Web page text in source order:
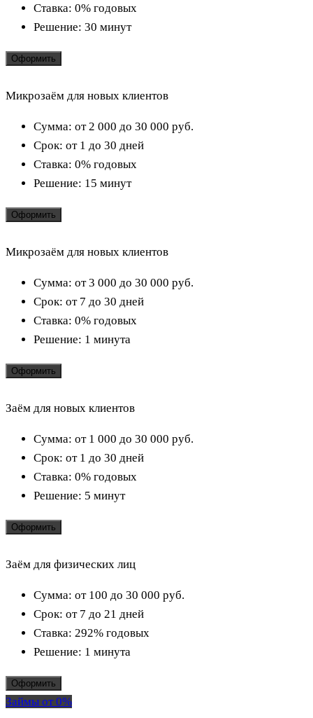
Ставка: 0% годовых
Решение: 30 минут
Оформить
Микрозаём для новых клиентов
Сумма: от 2 000 до 30 000 руб.
Срок: от 1 до 30 дней
Ставка: 0% годовых
Решение: 15 минут
Оформить
Микрозаём для новых клиентов
Сумма: от 3 000 до 30 000 руб.
Срок: от 7 до 30 дней
Ставка: 0% годовых
Решение: 1 минута
Оформить
Заём для новых клиентов
Сумма: от 1 000 до 30 000 руб.
Срок: от 1 до 30 дней
Ставка: 0% годовых
Решение: 5 минут
Оформить
Заём для физических лиц
Сумма: от 100 до 30 000 руб.
Срок: от 7 до 21 дней
Ставка: 292% годовых
Решение: 1 минута
Оформить
Займы от 0%